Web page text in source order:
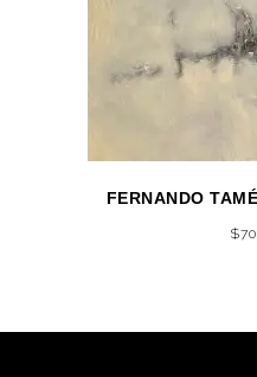
FERNANDO
$